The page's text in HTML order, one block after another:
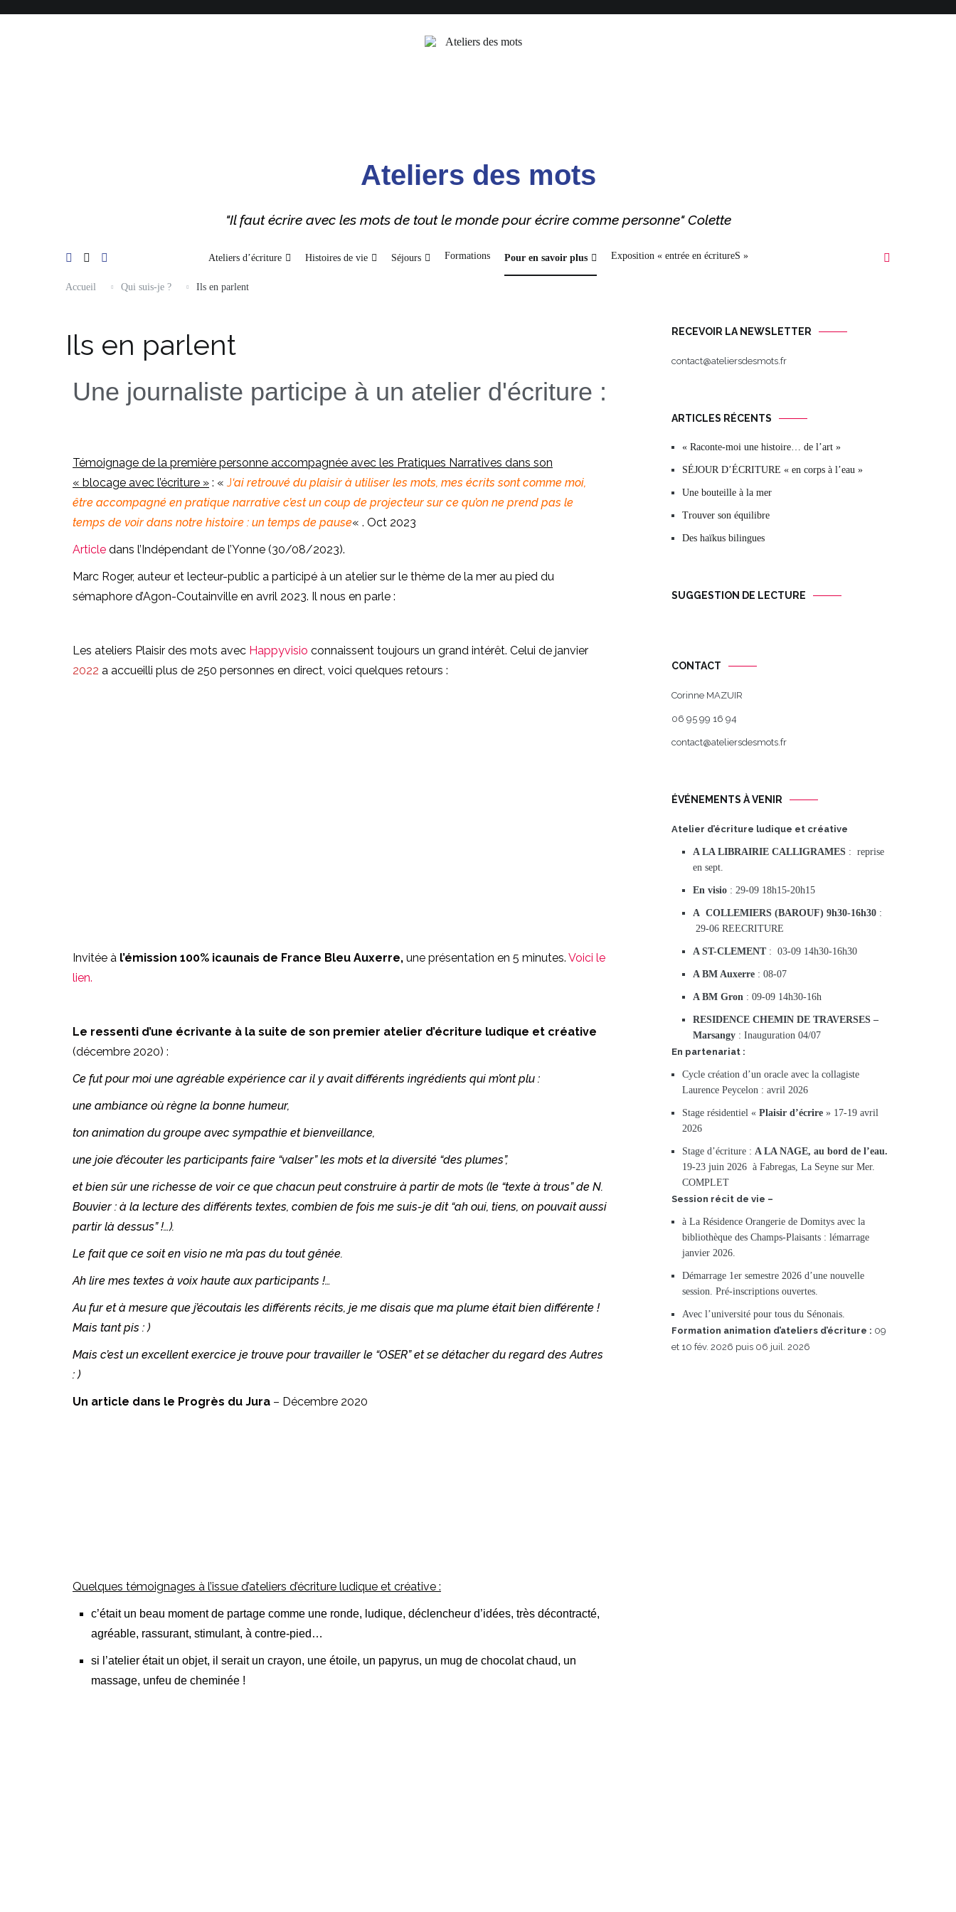
Ateliers des mots
"Il faut écrire avec les mots de tout le monde pour écrire comme personne" Colette
Ateliers d’écriture Histoires de vie Séjours Formations Pour en savoir plus Exposition « entrée en écritureS »
Accueil Qui suis-je ? Ils en parlent
Ils en parlent
Une journaliste participe à un atelier d'écriture :
Témoignage de la première personne accompagnée avec les Pratiques Narratives dans son
« blocage avec l’écriture » : « J‘ai retrouvé du plaisir à utiliser les mots, mes écrits sont comme moi,
être accompagné en pratique narrative c’est un coup de projecteur sur ce qu’on ne prend pas le
temps de voir dans notre histoire : un temps de pause« . Oct 2023
Article dans l’Indépendant de l’Yonne (30/08/2023).
Marc Roger, auteur et lecteur-public a participé à un atelier sur le thème de la mer au pied du
sémaphore d’Agon-Coutainville en avril 2023. Il nous en parle :
Les ateliers Plaisir des mots avec Happyvisio connaissent toujours un grand intérêt. Celui de janvier
2022 a accueilli plus de 250 personnes en direct, voici quelques retours :
Invitée à l’émission 100% icaunais de France Bleu Auxerre, une présentation en 5 minutes. Voici le
lien.
Le ressenti d’une écrivante à la suite de son premier atelier d’écriture ludique et créative
(décembre 2020) :
Ce fut pour moi une agréable expérience car il y avait différents ingrédients qui m’ont plu :
une ambiance où règne la bonne humeur,
ton animation du groupe avec sympathie et bienveillance,
une joie d’écouter les participants faire “valser” les mots et la diversité “des plumes”,
et bien sûr une richesse de voir ce que chacun peut construire à partir de mots (le “texte à trous” de N.
Bouvier : à la lecture des différents textes, combien de fois me suis-je dit “ah oui, tiens, on pouvait aussi
partir là dessus” !…).
Le fait que ce soit en visio ne m’a pas du tout gênée.
Ah lire mes textes à voix haute aux participants !…
Au fur et à mesure que j’écoutais les différents récits, je me disais que ma plume était bien différente !
Mais tant pis : )
Mais c’est un excellent exercice je trouve pour travailler le “OSER” et se détacher du regard des Autres
: )
Un article dans le Progrès du Jura – Décembre 2020
Quelques témoignages à l’issue d’ateliers d’écriture ludique et créative :
c’était un beau moment de partage comme une ronde, ludique, déclencheur d’idées, très décontracté,
agréable, rassurant, stimulant, à contre-pied…
si l’atelier était un objet, il serait un crayon, une étoile, un papyrus, un mug de chocolat chaud, un
massage, unfeu de cheminée !
RECEVOIR LA NEWSLETTER
contact@ateliersdesmots.fr
ARTICLES RÉCENTS
« Raconte-moi une histoire… de l’art »
SÉJOUR D’ÉCRITURE « en corps à l’eau »
Une bouteille à la mer
Trouver son équilibre
Des haïkus bilingues
SUGGESTION DE LECTURE
CONTACT
Corinne MAZUIR
06 95 99 16 94
contact@ateliersdesmots.fr
ÉVÉNEMENTS À VENIR
Atelier d’écriture ludique et créative
A LA LIBRAIRIE CALLIGRAMES : reprise
en sept.
En visio : 29-09 18h15-20h15
A COLLEMIERS (BAROUF) 9h30-16h30 :
29-06 REECRITURE
A ST-CLEMENT: 03-09 14h30-16h30
A BM Auxerre : 08-07
A BM Gron : 09-09 14h30-16h
RESIDENCE CHEMIN DE TRAVERSES –
Marsangy : Inauguration 04/07
En partenariat :
Cycle création d’un oracle avec la collagiste
Laurence Peycelon : avril 2026
Stage résidentiel « Plaisir d’écrire » 17-19 avril
2026
Stage d’écriture : A LA NAGE, au bord de l’eau.
19-23 juin 2026 à Fabregas, La Seyne sur Mer.
COMPLET
Session récit de vie –
à La Résidence Orangerie de Domitys avec la
bibliothèque des Champs-Plaisants : lémarrage
janvier 2026.
Démarrage 1er semestre 2026 d’une nouvelle
session. Pré-inscriptions ouvertes.
Avec l’université pour tous du Sénonais.
Formation animation d’ateliers d’écriture : 09
et 10 fév. 2026 puis 06 juil. 2026